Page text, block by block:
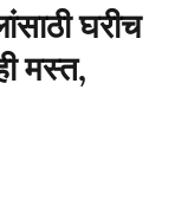
घरीच
मस्त,